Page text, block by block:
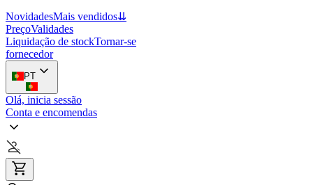
NovidadesMais vendidos⇊
PreçoValidades
Liquidação de stockTornar-se
fornecedor
PT
Olá, inicia sessão
Conta e encomendas